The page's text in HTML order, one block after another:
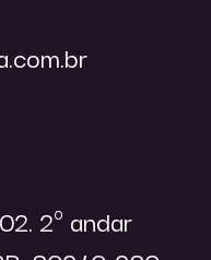
2º andar